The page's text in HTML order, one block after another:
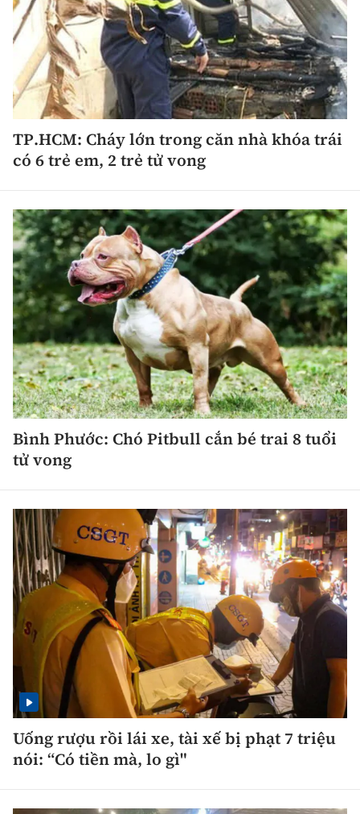
TP.HCM: Cháy lớn trong căn nhà khóa trái
có 6 trẻ em, 2 trẻ tử vong
Bình Phước: Chó Pitbull cắn bé trai 8 tuổi
tử vong
Uống rượu rồi lái xe, tài xế bị phạt 7 triệu
nói: “Có tiền mà, lo gì"